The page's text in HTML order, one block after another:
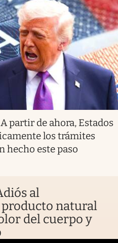
partir de ahora, Estados
los trámites
hecho este paso
al
natural
del cuerpo y